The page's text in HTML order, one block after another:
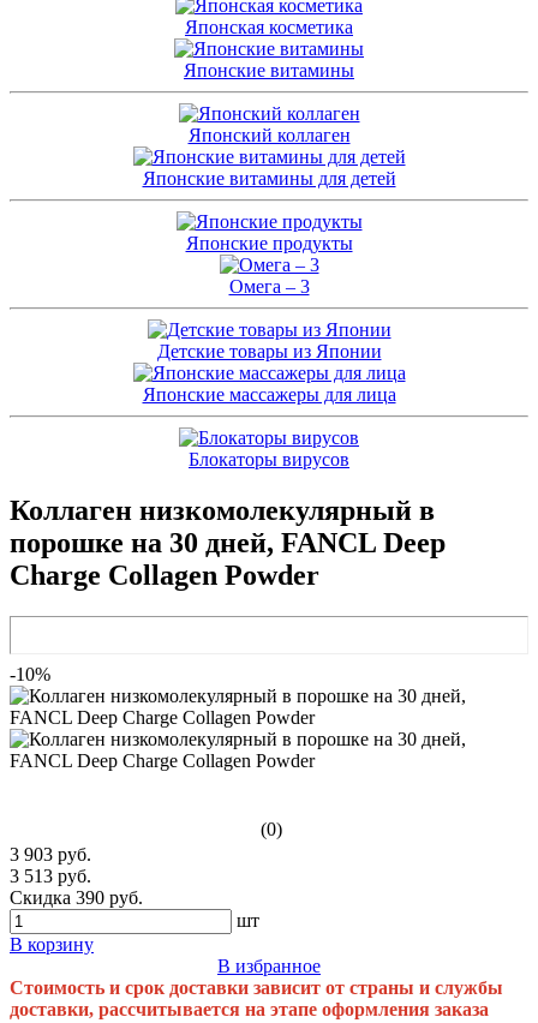
Японская косметика
Японские витамины
Японский коллаген
Японские витамины для детей
Японские продукты
Омега – 3
Детские товары из Японии
Японские массажеры для лица
Блокаторы вирусов
Коллаген низкомолекулярный в
порошке на 30 дней, FANCL Deep
Charge Collagen Powder
-10%
(0)
3 903 руб.
3 513 руб.
Скидка 390 руб.
шт
В корзину
В избранное
Стоимость и срок доставки зависит от страны и службы
доставки, рассчитывается на этапе оформления заказа